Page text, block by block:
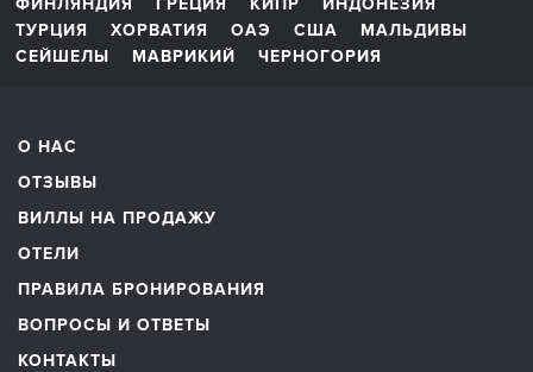
ТУРЦИЯ
ХОРВАТИЯ ОАЭ США
МАЛЬДИВЫ
СЕЙШЕЛЫ
МАВРИКИЙ ЧЕРНОГОРИЯ
О НАС
ОТЗЫВЫ
ВИЛЛЫ НА ПРОДАЖУ
ОТЕЛИ
ПРАВИЛА БРОНИРОВАНИЯ
ВОПРОСЫ И ОТВЕТЫ
КОНТАКТЫ